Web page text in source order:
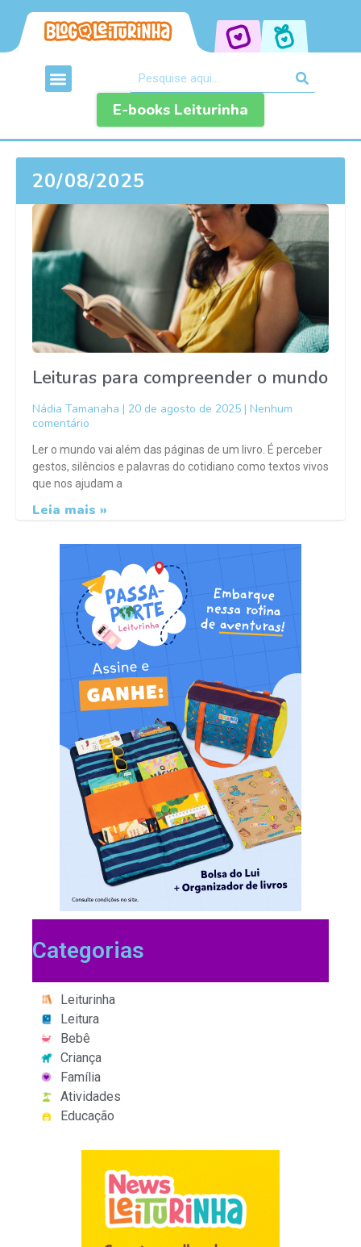
E-books Leiturinha
20/08/2025
Leituras para compreender o mundo
Nádia Tamanaha 20 de agosto de 2025
Nenhum
comentário
Ler o mundo vai além das páginas de um livro. É perceber
gestos, silêncios e palavras do cotidiano como textos vivos
que nos ajudam a
Leia mais »
Categorias
Leiturinha
Leitura
Bebê
Criança
Família
Atividades
Educação